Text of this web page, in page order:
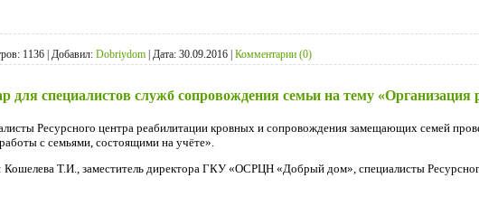
1136 Добавил: Dobriydom Дата: 30.09.2016 Комментарии (0)
для специалистов служб сопровождения семьи на тему «Организация
Ресурсного центра реабилитации кровных и сопровождения замещающих семей
с семьями, состоящими на учёте».
Кошелева Т.И., заместитель директора ГКУ «ОСРЦН «Добрый дом», специалисты